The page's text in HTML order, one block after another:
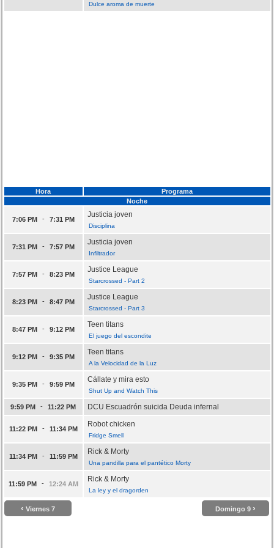
Dulce aroma de muerte
Hora
Programa
Noche
7:06 PM - 7:31 PM
Justicia joven
Disciplina
7:31 PM - 7:57 PM
Justicia joven
Infiltrador
7:57 PM - 8:23 PM
Justice League
Starcrossed - Part 2
8:23 PM - 8:47 PM
Justice League
Starcrossed - Part 3
8:47 PM - 9:12 PM
Teen titans
El juego del escondite
9:12 PM - 9:35 PM
Teen titans
A la Velocidad de la Luz
9:35 PM - 9:59 PM
Cállate y mira esto
Shut Up and Watch This
9:59 PM - 11:22 PM DCU Escuadrón suicida Deuda infernal
11:22 PM - 11:34 PM
Robot chicken
Fridge Smell
11:34 PM - 11:59 PM
Rick & Morty
Una pandilla para el pantético Morty
11:59 PM - 12:24 AM
Rick & Morty
La ley y el dragorden
‹ Viernes 7 Domingo 9 ›